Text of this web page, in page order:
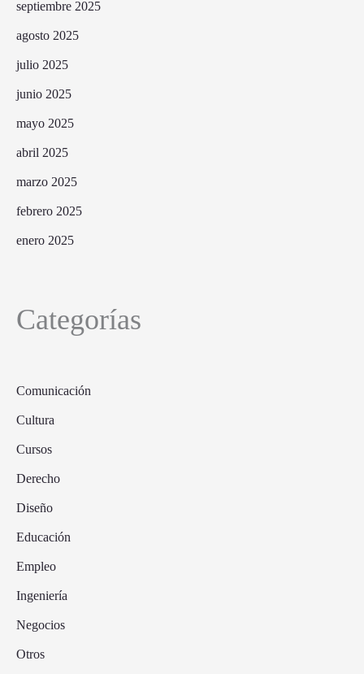
septiembre 2025
agosto 2025
julio 2025
junio 2025
mayo 2025
abril 2025
marzo 2025
febrero 2025
enero 2025
Categorías
Comunicación
Cultura
Cursos
Derecho
Diseño
Educación
Empleo
Ingeniería
Negocios
Otros